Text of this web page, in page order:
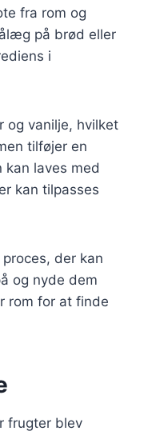
fra rom og
på brød eller
i
og vanilje, hvilket
tilføjer en
laves med
kan tilpasses
der kan
og nyde dem
rom for at finde
frugter blev